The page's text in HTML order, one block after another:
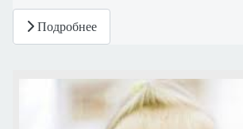
Подробнее